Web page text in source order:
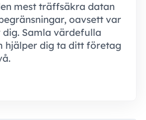
mest träffsäkra datan
oavsett var
Samla värdefulla
hjälper dig ta ditt företag